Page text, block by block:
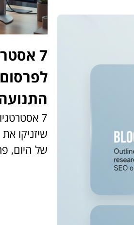
7
7
שיזניקו
של היום,